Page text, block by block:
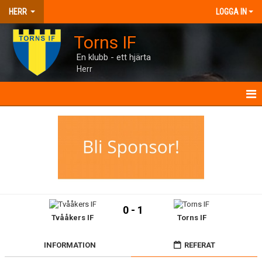
HERR LOGGA IN
Torns IF
En klubb - ett hjärta
Herr
BILDGALLERI
Tvååkers IF
0 - 1
Torns IF
INFORMATION REFERAT